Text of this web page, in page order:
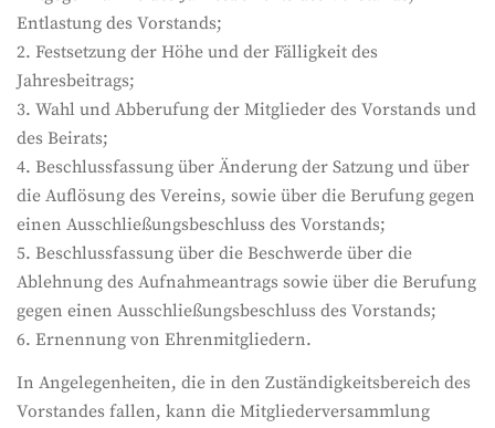
Entlastung des Vorstands;
2. Festsetzung der Höhe und der Fälligkeit des
Jahresbeitrags;
3. Wahl und Abberufung der Mitglieder des Vorstands und
des Beirats;
4. Beschlussfassung über Änderung der Satzung und über
die Auflösung des Vereins, sowie über die Berufung gegen
einen Ausschließungsbeschluss des Vorstands;
5. Beschlussfassung über die Beschwerde über die
Ablehnung des Aufnahmeantrags sowie über die Berufung
gegen einen Ausschließungsbeschluss des Vorstands;
6. Ernennung von Ehrenmitgliedern.
In Angelegenheiten, die in den Zuständigkeitsbereich des
Vorstandes fallen, kann die Mitgliederversammlung